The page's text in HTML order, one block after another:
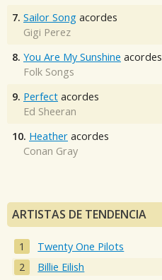
7. Sailor Song acordes
Gigi Perez
8. You Are My Sunshine acordes
Folk Songs
9. Perfect acordes
Ed Sheeran
10. Heather acordes
Conan Gray
ARTISTAS DE TENDENCIA
Twenty One Pilots
Billie Eilish